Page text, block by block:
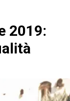
2019: